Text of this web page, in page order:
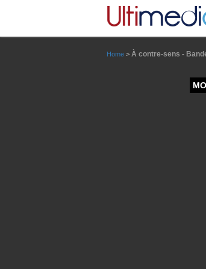
Home > À contre-sens -